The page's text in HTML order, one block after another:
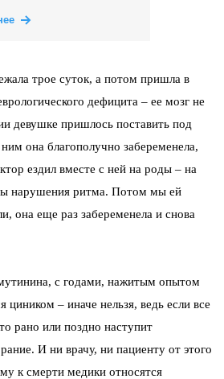
трое суток, а потом пришла в
дефицита – ее мозг не
девушке пришлось поставить под
она благополучно забеременела,
ездил вместе с ней на роды – на
нарушения ритма. Потом мы ей
она еще раз забеременела и снова
с годами, нажитым опытом
циником – иначе нельзя, ведь если все
рано или поздно наступит
И ни врачу, ни пациенту от этого
к смерти медики относятся